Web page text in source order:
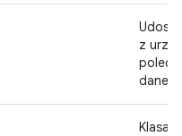
z
dane
Klasa